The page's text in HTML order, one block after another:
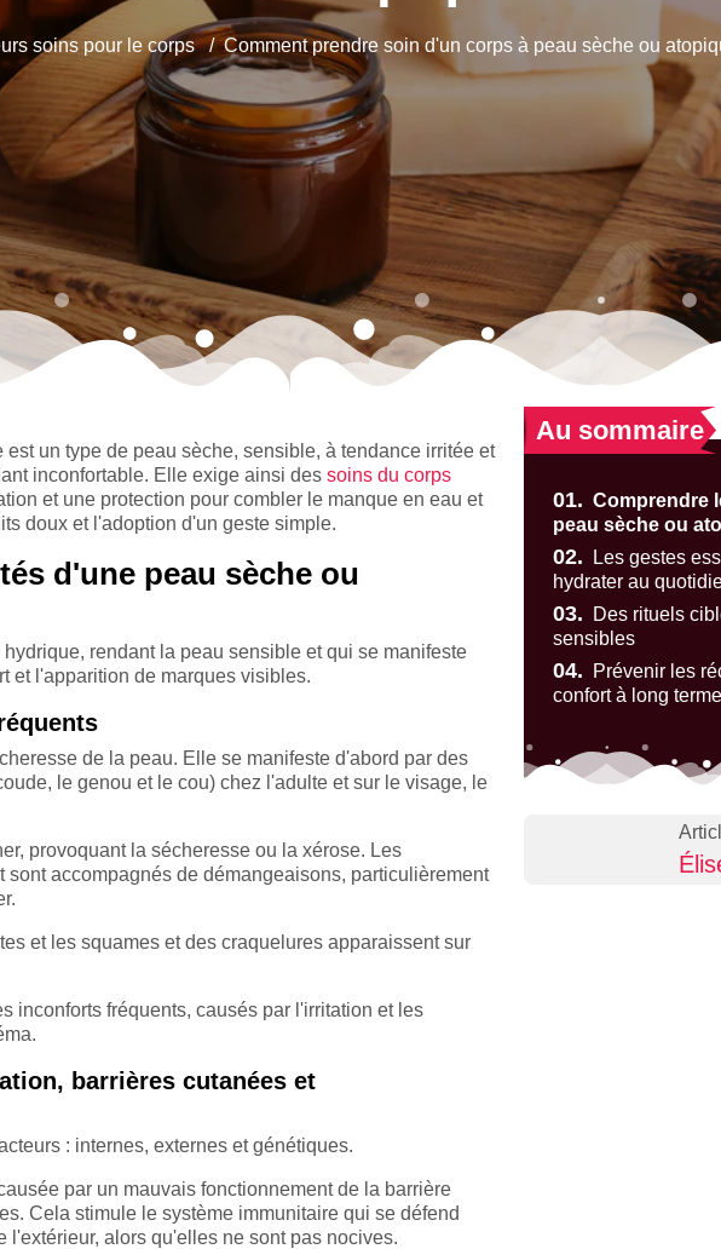
soins pour le corps Comment prendre soin d'un corps à peau sèche ou
un type de peau sèche, sensible, à tendance irritée et
inconfortable. Elle exige ainsi des soins du corps
et une protection pour combler le manque en eau et
doux et l'adoption d'un geste simple.
d'une peau sèche ou
rendant la peau sensible et qui se manifeste
et l'apparition de marques visibles.
de la peau. Elle se manifeste d'abord par des
le genou et le cou) chez l'adulte et sur le visage, le
provoquant la sécheresse ou la xérose. Les
accompagnés de démangeaisons, particulièrement
et les squames et des craquelures apparaissent sur
inconforts fréquents, causés par l'irritation et les
barrières cutanées et
: internes, externes et génétiques.
par un mauvais fonctionnement de la barrière
Cela stimule le système immunitaire qui se défend
alors qu'elles ne sont pas nocives.
Au sommaire
01. Comprendre
peau sèche ou
02.
Les gestes
hydrater au
03.
Des rituels
sensibles
04.
Prévenir les
confort à long terme